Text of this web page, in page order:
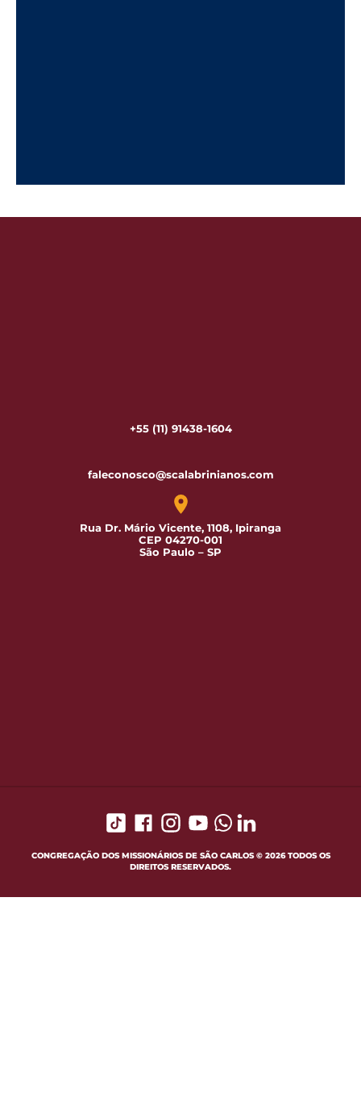
+55 (11) 91438-1604
faleconosco@scalabrinianos.com
Rua Dr. Mário Vicente, 1108, Ipiranga
CEP 04270-001
São Paulo – SP
CONGREGAÇÃO DOS MISSIONÁRIOS DE SÃO CARLOS © 2026 TODOS OS
DIREITOS RESERVADOS.